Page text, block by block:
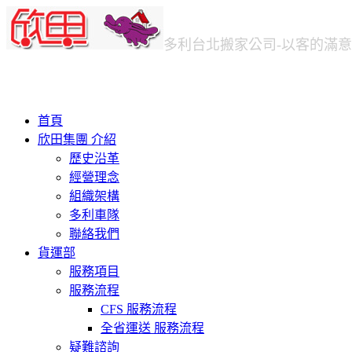
多利台北搬家公司 -以客的滿
首頁
欣田集團 介紹
歷史沿革
經營理念
組織架構
多利車隊
聯絡我們
貨運部
服務項目
服務流程
CFS 服務流程
全省運送 服務流程
疑難諮詢